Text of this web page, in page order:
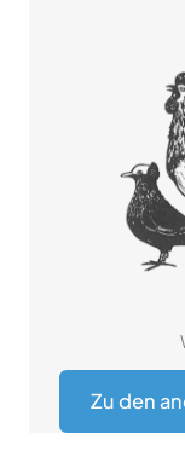
Zu den